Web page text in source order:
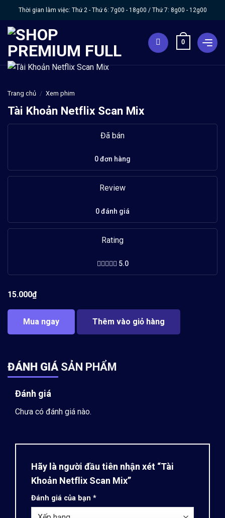
Chuyển
nội
dung
Thời gian làm việc: Thứ 2 - Thứ 6: 7g00 - 18g00 / Thứ 7: 8g00 - 12g00
0
Trang chủ / Xem phim
Tài Khoản Netflix Scan Mix
Đã bán
0 đơn hàng
Review
0 đánh giá
Rating
5.0
15.000₫
Mua ngay Thêm vào giỏ hàng
ĐÁNH GIÁ SẢN PHẨM
Đánh giá
Chưa có đánh giá nào.
Hãy là người đầu tiên nhận xét “Tài
Khoản Netflix Scan Mix”
Đánh giá của bạn *